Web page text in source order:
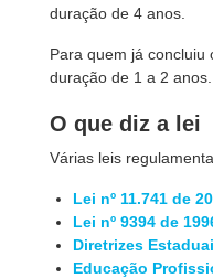
duração de 4 anos.
Para quem já concluiu
duração de 1 a 2 anos.
O que diz a lei
Várias leis
Lei nº 11.741 de
Lei nº 9394 de
Diretrizes
Educação